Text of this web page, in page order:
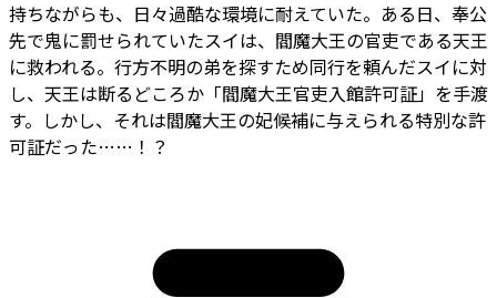
持ちながらも、日々過酷な環境に耐えていた。ある日、奉公
先で鬼に罰せられていたスイは、閻魔大王の官吏である天王
に救われる。行方不明の弟を探すため同行を頼んだスイに対
し、天王は断るどころか「閻魔大王官吏入館許可証」を手渡
す。しかし、それは閻魔大王の妃候補に与えられる特別な許
可証だった……！？